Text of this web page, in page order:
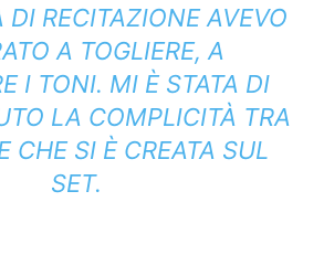
RECITAZIONE AVEVO
A TOGLIERE, A
I TONI. MI È STATA DI
LA COMPLICITÀ TRA
CHE SI È CREATA SUL
SET.